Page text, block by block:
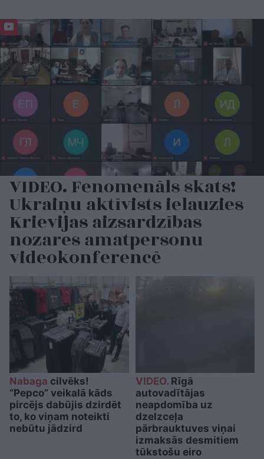
VIDEO. Fenomenāls skats!
Ukraiņu aktīvists ielauzies
Krievijas aizsardzības
nozares amatpersonu
videokonferencē
Nabaga cilvēks!
“Pepco” veikalā kāds
pircējs dabūjis dzirdēt
to, ko viņam noteikti
nebūtu jādzird
VIDEO.Rīgā
autovadītājas
neapdomība uz
dzelzceļa
pārbrauktuves viņai
izmaksās desmitiem
tūkstošu eiro